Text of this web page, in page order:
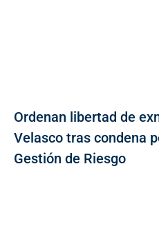
Ordenan libertad de
Velasco tras condena
Gestión de Riesgo